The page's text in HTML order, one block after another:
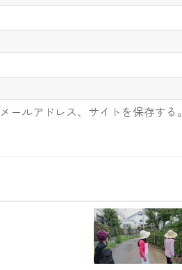
ルアドレス、サイトを保存する。